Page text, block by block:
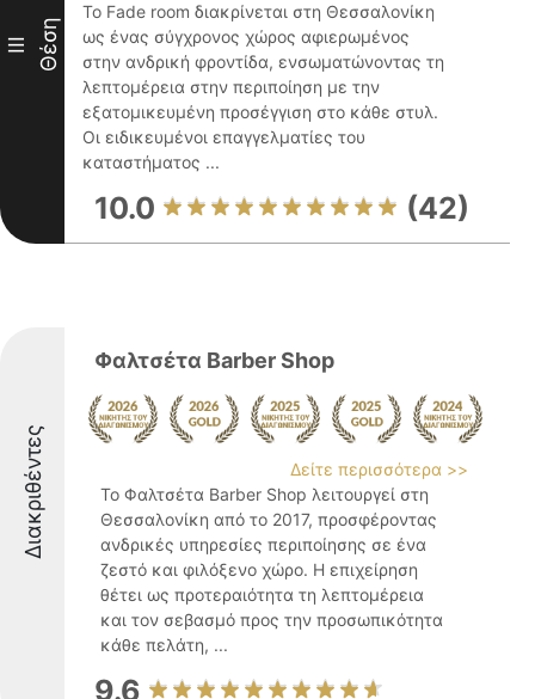
III Θέση
Το Fade room διακρίνεται στη Θεσσαλονίκη
ως ένας σύγχρονος χώρος αφιερωμένος
στην ανδρική φροντίδα, ενσωματώνοντας τη
λεπτομέρεια στην περιποίηση με την
εξατομικευμένη προσέγγιση στο κάθε στυλ.
Οι ειδικευμένοι επαγγελματίες του
καταστήματος ...
10.0 (42)
Διακριθέντες
Φαλτσέτα Barber Shop
Δείτε περισσότερα >>
Το Φαλτσέτα Barber Shop λειτουργεί στη
Θεσσαλονίκη από το 2017, προσφέροντας
ανδρικές υπηρεσίες περιποίησης σε ένα
ζεστό και φιλόξενο χώρο. Η επιχείρηση
θέτει ως προτεραιότητα τη λεπτομέρεια
και τον σεβασμό προς την προσωπικότητα
κάθε πελάτη, ...
9.6